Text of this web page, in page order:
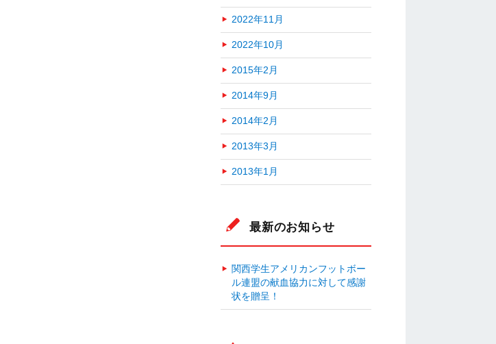
2022年11月
2022年10月
2015年2月
2014年9月
2014年2月
2013年3月
2013年1月
最新のお知らせ
関西学生アメリカンフットボー
ル連盟の献血協力に対して感謝
状を贈呈！